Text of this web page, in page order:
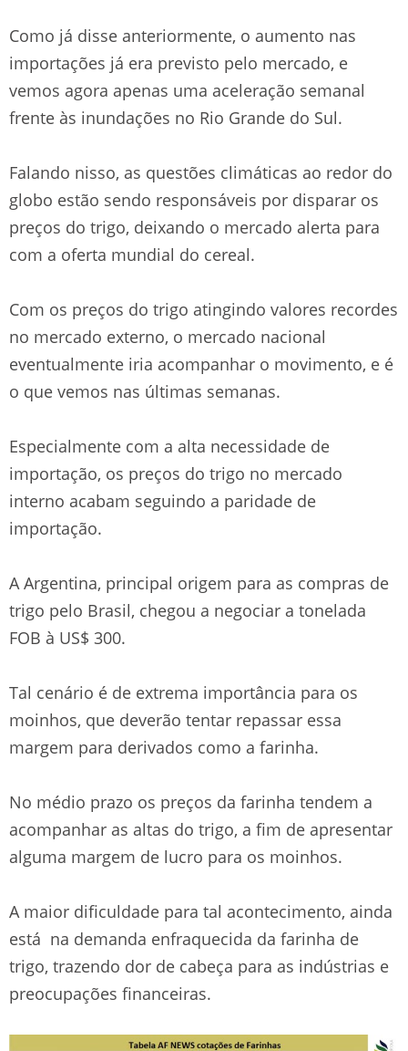
Como já disse anteriormente, o aumento nas
importações já era previsto pelo mercado, e
vemos agora apenas uma aceleração semanal
frente às inundações no Rio Grande do Sul.
Falando nisso, as questões climáticas ao redor do
globo estão sendo responsáveis por disparar os
preços do trigo, deixando o mercado alerta para
com a oferta mundial do cereal.
Com os preços do trigo atingindo valores recordes
no mercado externo, o mercado nacional
eventualmente iria acompanhar o movimento, e é
o que vemos nas últimas semanas.
Especialmente com a alta necessidade de
importação, os preços do trigo no mercado
interno acabam seguindo a paridade de
importação.
A Argentina, principal origem para as compras de
trigo pelo Brasil, chegou a negociar a tonelada
FOB à US$ 300.
Tal cenário é de extrema importância para os
moinhos, que deverão tentar repassar essa
margem para derivados como a farinha.
No médio prazo os preços da farinha tendem a
acompanhar as altas do trigo, a fim de apresentar
alguma margem de lucro para os moinhos.
A maior dificuldade para tal acontecimento, ainda
está na demanda enfraquecida da farinha de
trigo, trazendo dor de cabeça para as indústrias e
preocupações financeiras.